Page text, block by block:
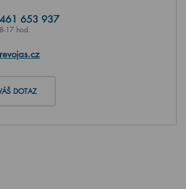
461 653 937
17 hod.
DOTAZ